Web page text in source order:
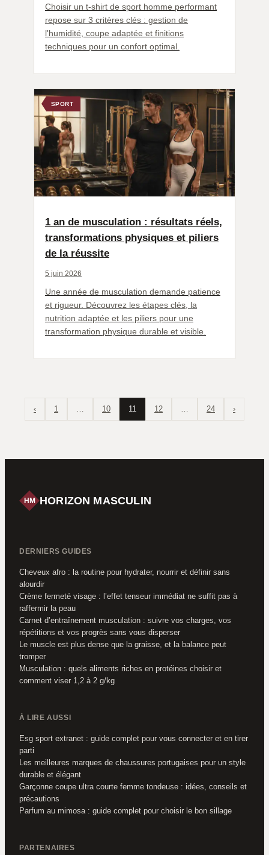
Choisir un t-shirt de sport homme performant
repose sur 3 critères clés : gestion de
l'humidité, coupe adaptée et finitions
techniques pour un confort optimal.
SPORT
1 an de musculation : résultats réels,
transformations physiques et piliers
de la réussite
5 juin 2026
Une année de musculation demande patience
et rigueur. Découvrez les étapes clés, la
nutrition adaptée et les piliers pour une
transformation physique durable et visible.
‹ 1 … 10 11 12 … 24 ›
HM HORIZON MASCULIN
DERNIERS GUIDES
Cheveux afro : la routine pour hydrater, nourrir et définir sans
alourdir
Crème fermeté visage : l’effet tenseur immédiat ne suffit pas à
raffermir la peau
Carnet d’entraînement musculation : suivre vos charges, vos
répétitions et vos progrès sans vous disperser
Le muscle est plus dense que la graisse, et la balance peut
tromper
Musculation : quels aliments riches en protéines choisir et
comment viser 1,2 à 2 g/kg
À LIRE AUSSI
Esg sport extranet : guide complet pour vous connecter et en tirer
parti
Les meilleures marques de chaussures portugaises pour un style
durable et élégant
Garçonne coupe ultra courte femme tondeuse : idées, conseils et
précautions
Parfum au mimosa : guide complet pour choisir le bon sillage
PARTENAIRES